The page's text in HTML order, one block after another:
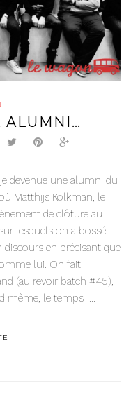
ALUMNI…
devenue une alumni du
Matthijs Kolkman, le
de clôture au
lesquels on a bossé
discours en précisant que
lui. On fait
(au revoir batch #45),
même, le temps ...